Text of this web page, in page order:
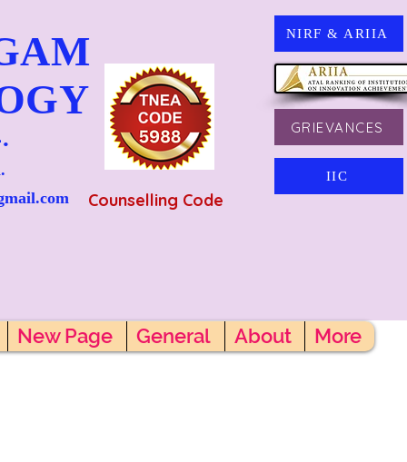
Counselling Code
NIRF & ARIIA
GRIEVANCES
IIC
New Page General About More